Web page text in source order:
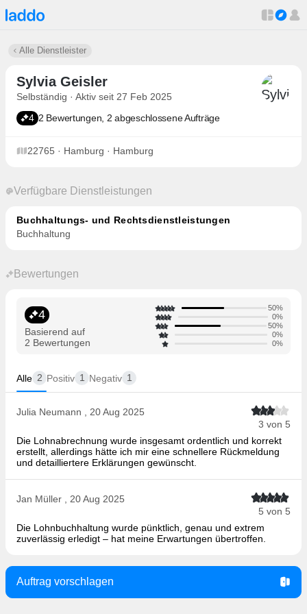
Alle Dienstleister
Sylvia Geisler
Selbständig · Aktiv seit 27 Feb 2025
4 2 Bewertungen, 2 abgeschlossene Aufträge
22765 · Hamburg · Hamburg
Verfügbare Dienstleistungen
Buchhaltungs- und Rechtsdienstleistungen
Buchhaltung
Bewertungen
4
Basierend auf
2 Bewertungen
50%
0%
50%
0%
0%
Alle 2 Positiv 1 Negativ 1
Julia Neumann , 20 Aug 2025
3 von 5
Die Lohnabrechnung wurde insgesamt ordentlich und korrekt
erstellt, allerdings hätte ich mir eine schnellere Rückmeldung
und detailliertere Erklärungen gewünscht.
Jan Müller , 20 Aug 2025
5 von 5
Die Lohnbuchhaltung wurde pünktlich, genau und extrem
zuverlässig erledigt – hat meine Erwartungen übertroffen.
Auftrag vorschlagen